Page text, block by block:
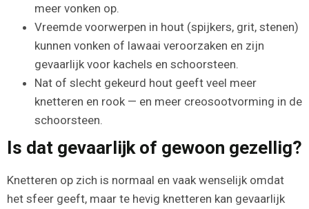
meer vonken op.
Vreemde voorwerpen in hout (spijkers, grit, stenen)
kunnen vonken of lawaai veroorzaken en zijn
gevaarlijk voor kachels en schoorsteen.
Nat of slecht gekeurd hout geeft veel meer
knetteren en rook — en meer creosootvorming in de
schoorsteen.
Is dat gevaarlijk of gewoon gezellig?
Knetteren op zich is normaal en vaak wenselijk omdat
het sfeer geeft, maar te hevig knetteren kan gevaarlijk